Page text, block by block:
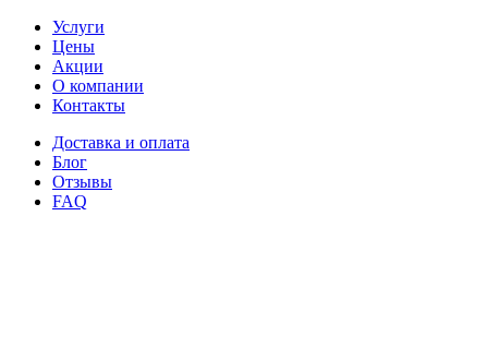
Услуги
Цены
Акции
О компании
Контакты
Доставка и оплата
Блог
Отзывы
FAQ